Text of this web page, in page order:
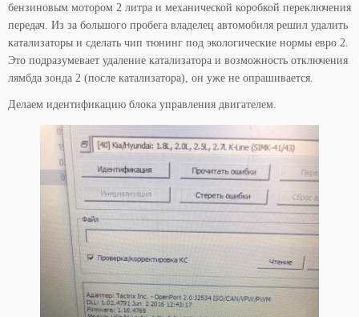
бензиновым мотором 2 литра и механической коробкой переключения
передач. Из за большого пробега владелец автомобиля решил удалить
катализаторы и сделать чип тюнинг под экологические нормы евро 2.
Это подразумевает удаление катализатора и возможность отключения
лямбда зонда 2 (после катализатора), он уже не опрашивается.
Делаем идентификацию блока управления двигателем.